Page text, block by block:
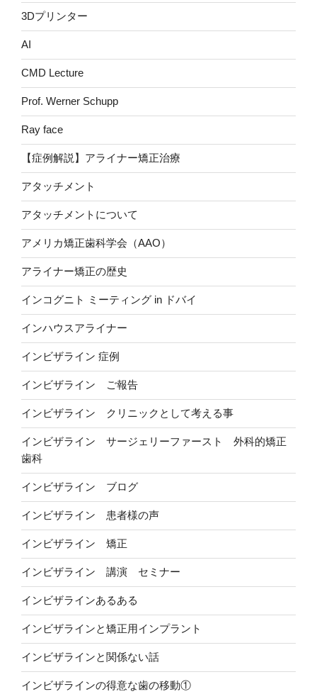
3Dプリンター
AI
CMD Lecture
Prof. Werner Schupp
Ray face
【症例解説】アライナー矯正治療
アタッチメント
アタッチメントについて
アメリカ矯正歯科学会（AAO）
アライナー矯正の歴史
インコグニト ミーティング in ドバイ
インハウスアライナー
インビザライン 症例
インビザライン ご報告
インビザライン クリニックとして考える事
インビザライン サージェリーファースト 外科的矯正
歯科
インビザライン ブログ
インビザライン 患者様の声
インビザライン 矯正
インビザライン 講演 セミナー
インビザラインあるある
インビザラインと矯正用インプラント
インビザラインと関係ない話
インビザラインの得意な歯の移動①